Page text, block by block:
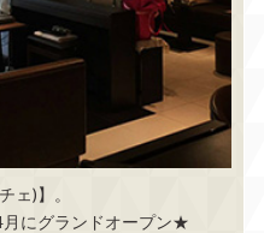
ェ)】。
にグランドオープン★